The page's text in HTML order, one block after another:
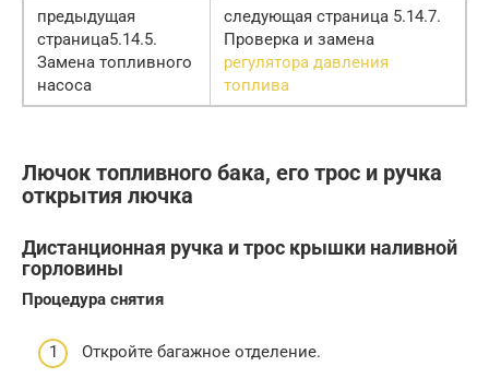
предыдущая
страница5.14.5.
Замена топливного
насоса
следующая страница 5.14.7.
Проверка и замена
регулятора давления
топлива
Лючок топливного бака, его трос и ручка
открытия лючка
Дистанционная ручка и трос крышки наливной
горловины
Процедура снятия
Откройте багажное отделение.